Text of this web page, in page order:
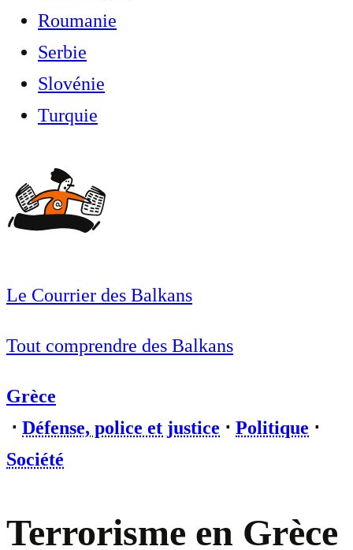
Roumanie
Serbie
Slovénie
Turquie
Le Courrier des Balkans
Tout comprendre des Balkans
Grèce
⋅ Défense, police et justice ⋅ Politique ⋅
Société
Terrorisme en Grèce